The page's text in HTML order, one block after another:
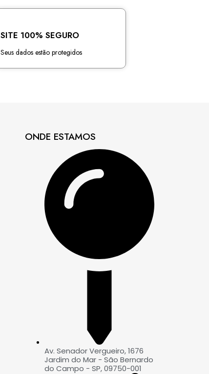
SITE 100% SEGURO
Seus dados estão protegidos
ONDE ESTAMOS
Av. Senador Vergueiro, 1676
Jardim do Mar - São Bernardo
do Campo - SP, 09750-001